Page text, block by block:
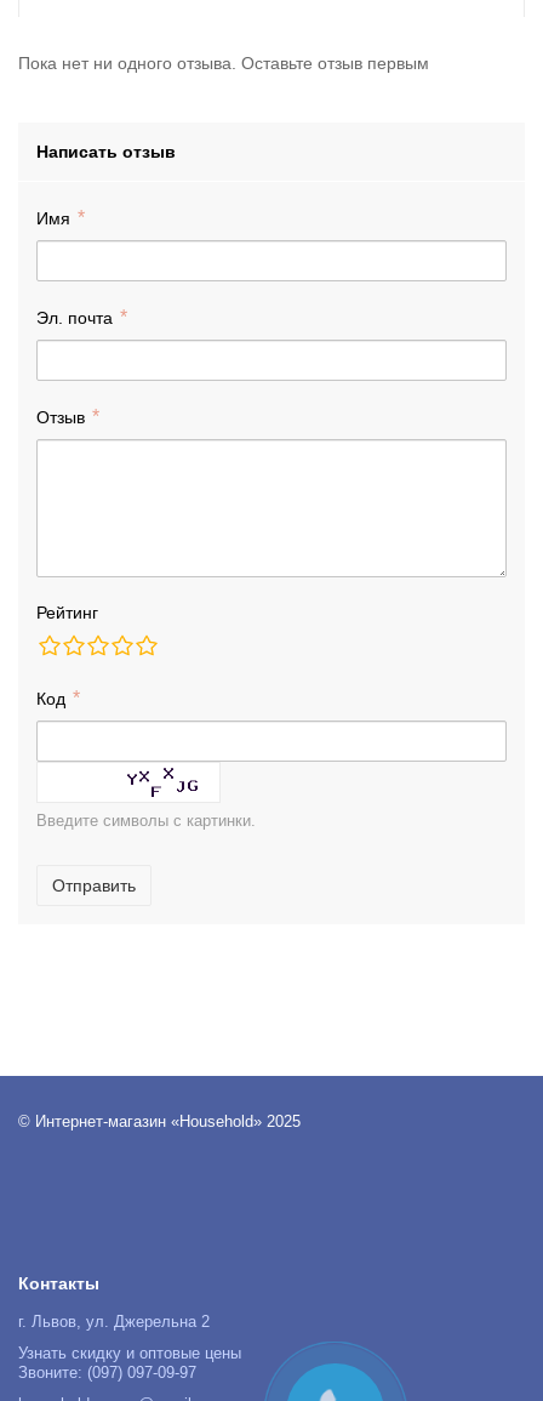
Пока нет ни одного отзыва. Оставьте отзыв первым
Написать отзыв
Имя
Эл. почта
Отзыв
Рейтинг
Код
Введите символы с картинки.
Отправить
© Интернет-магазин «Household» 2025
Контакты
г. Львов, ул. Джерельна 2
Узнать скидку и оптовые цены
Звоните: (097) 097-09-97